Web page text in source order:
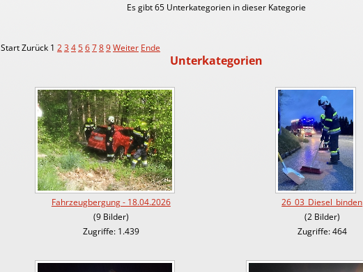
Es gibt 65 Unterkategorien in dieser Kategorie
StartZurück 1 23456789Weiter Ende
Unterkategorien
Fahrzeugbergung - 18.04.2026
(9 Bilder)
Zugriffe: 1.439
26_03_Diesel_binden
(2 Bilder)
Zugriffe: 464